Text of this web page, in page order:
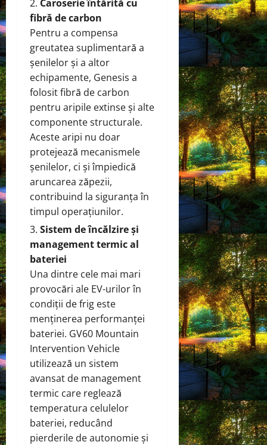
Caroserie întărită cu
fibră de carbon
Pentru a compensa
greutatea suplimentară a
șenilelor și a altor
echipamente, Genesis a
folosit fibră de carbon
pentru aripile extinse și alte
componente structurale.
Aceste aripi nu doar
protejează mecanismele
șenilelor, ci și împiedică
aruncarea zăpezii,
contribuind la siguranța în
timpul operațiunilor.
Sistem de încălzire și
management termic al
bateriei
Una dintre cele mai mari
provocări ale EV-urilor în
condiții de frig este
menținerea performanței
bateriei. GV60 Mountain
Intervention Vehicle
utilizează un sistem
avansat de management
termic care reglează
temperatura celulelor
bateriei, reducând
pierderile de autonomie și